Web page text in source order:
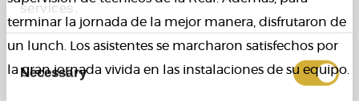
services.
Consent
Selection
Necessary
terminar la jornada de la mejor manera, disfrutaron de
un lunch. Los asistentes se marcharon satisfechos por
la gran jornada vivida en las instalaciones de su equipo.